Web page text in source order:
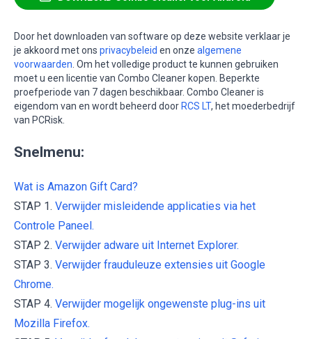
Door het downloaden van software op deze website verklaar je
je akkoord met ons privacybeleid en onze algemene
voorwaarden . Om het volledige product te kunnen gebruiken
moet u een licentie van Combo Cleaner kopen. Beperkte
proefperiode van 7 dagen beschikbaar. Combo Cleaner is
eigendom van en wordt beheerd door RCS LT, het moederbedrijf
van PCRisk.
Snelmenu:
Wat is Amazon Gift Card?
STAP 1. Verwijder misleidende applicaties via het
Controle Paneel.
STAP 2. Verwijder adware uit Internet Explorer.
STAP 3. Verwijder frauduleuze extensies uit Google
Chrome.
STAP 4. Verwijder mogelijk ongewenste plug-ins uit
Mozilla Firefox.